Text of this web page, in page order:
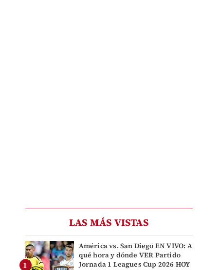
LAS MÁS VISTAS
América vs. San Diego EN VIVO: A
qué hora y dónde VER Partido
Jornada 1 Leagues Cup 2026 HOY